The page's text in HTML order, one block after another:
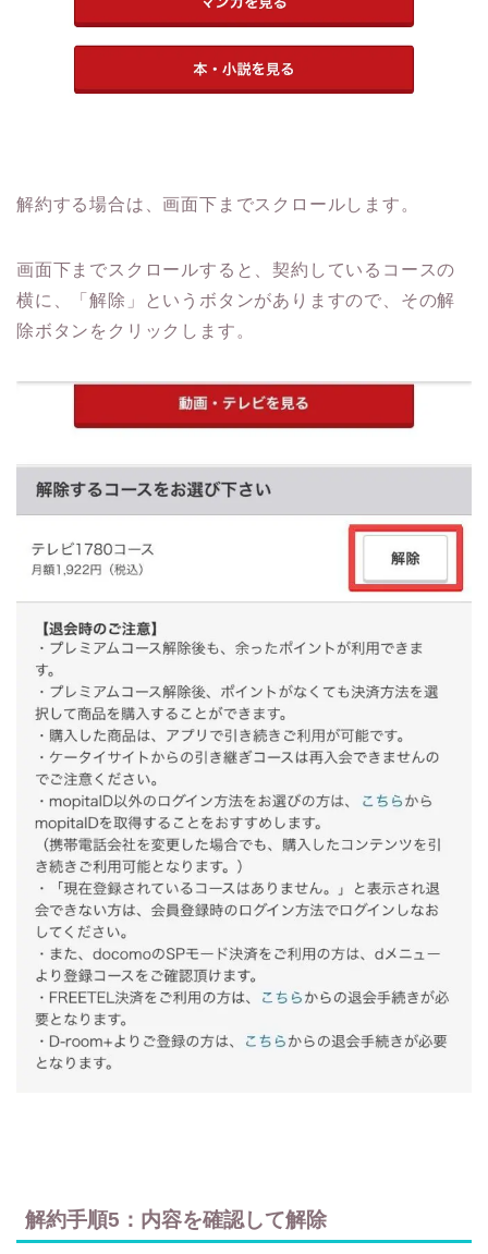
解約する場合は、画面下までスクロールします。
画面下までスクロールすると、契約しているコースの
横に、「解除」というボタンがありますので、その解
除ボタンをクリックします。
解約手順5：内容を確認して解除